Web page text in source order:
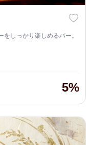
しっかり楽しめるバー。
5%